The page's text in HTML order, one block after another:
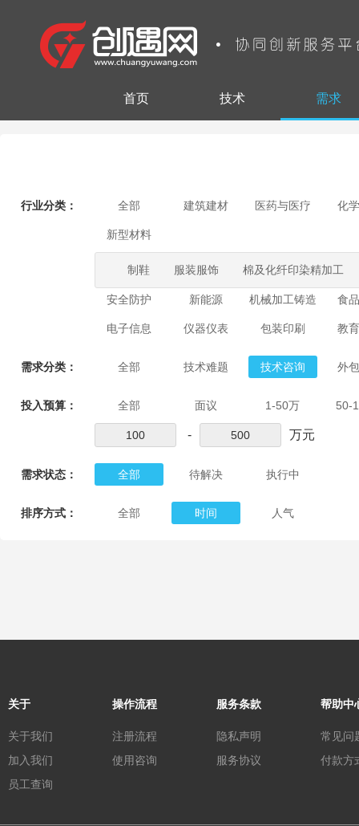
首页 技术 需求
行业分类： 全部 建筑建材 医药与医疗 化
新型材料
制鞋 服装服饰 棉及化纤印染精加工
安全防护 新能源 机械加工铸造 食
电子信息 仪器仪表 包装印刷 教
需求分类： 全部 技术难题 技术咨询 外
投入预算： 全部 面议 1-50万 50-
- 万元
需求状态： 全部 待解决 执行中
排序方式： 全部 时间 人气
关于
关于我们
加入我们
员工查询
操作流程
注册流程
使用咨询
服务条款
隐私声明
服务协议
帮助中
常见问
付款方